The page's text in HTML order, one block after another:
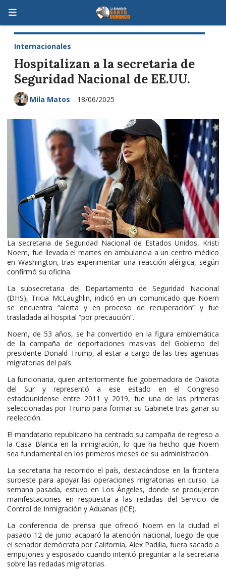
Hospitalizan a la secretaria de
Seguridad Nacional de EE.UU.
Internacionales
18/06/2025
Mila Matos
La secretaria de Seguridad Nacional de Estados Unidos, Kristi
Noem, fue llevada el martes en ambulancia a un centro médico
en Washington, tras experimentar una reacción alérgica, según
confirmó su oficina.
La subsecretaria del Departamento de Seguridad Nacional
(DHS), Tricia McLaughlin, indicó en un comunicado que Noem
se encuentra “alerta y en proceso de recuperación” y fue
trasladada al hospital “por precaución”.
Noem, de 53 años, se ha convertido en la figura emblemática
de la campaña de deportaciones masivas del Gobierno del
presidente Donald Trump, al estar a cargo de las tres agencias
migratorias del país.
La funcionaria, quien anteriormente fue gobernadora de Dakota
del Sur y representó a ese estado en el Congreso
estadounidense entre 2011 y 2019, fue una de las primeras
seleccionadas por Trump para formar su Gabinete tras ganar su
reelección.
El mandatario republicano ha centrado su campaña de regreso a
la Casa Blanca en la inmigración, lo que ha hecho que Noem
sea fundamental en los primeros meses de su administración.
La secretaria ha recorrido el país, destacándose en la frontera
suroeste para apoyar las operaciones migratorias en curso. La
semana pasada, estuvo en Los Ángeles, donde se produjeron
manifestaciones en respuesta a las redadas del Servicio de
Control de Inmigración y Aduanas (ICE).
La conferencia de prensa que ofreció Noem en la ciudad el
pasado 12 de junio acaparó la atención nacional, luego de que
el senador demócrata por California, Alex Padilla, fuera sacado a
empujones y esposado cuando intentó preguntar a la secretaria
sobre las redadas migratorias.